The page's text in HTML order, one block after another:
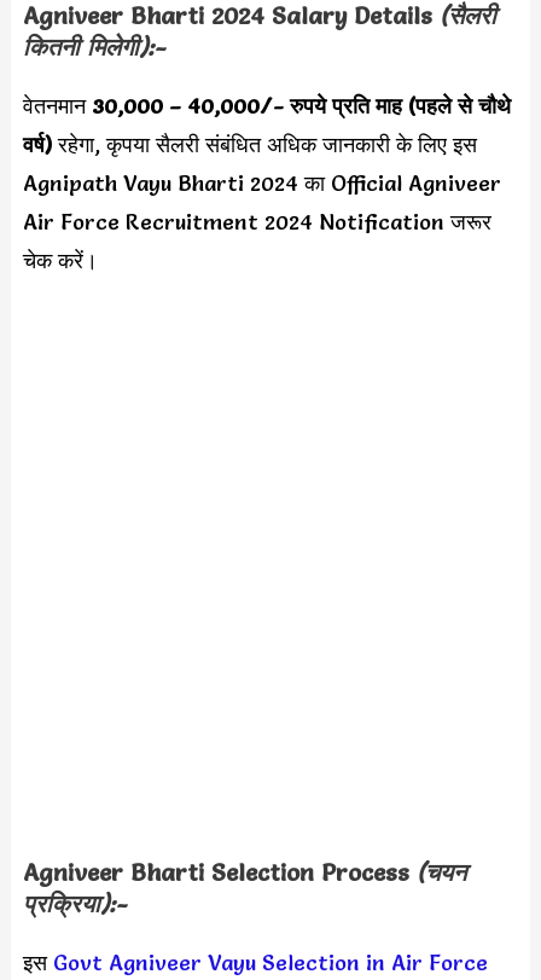
Agniveer Bharti 2024 Salary Details (सैलरी
कितनी मिलेगी):-
वेतनमान 30,000 – 40,000/- रुपये प्रति माह (पहले से चौथे
वर्ष)रहेगा, कृपया सैलरी संबंधित अधिक जानकारी के लिए इस
Agnipath Vayu Bharti 2024 का Official Agniveer
Air Force Recruitment 2024 Notification जरूर
चेक करें।
Agniveer Bharti Selection Process (चयन
प्रक्रिया):-
इस Govt Agniveer Vayu Selection in Air Force